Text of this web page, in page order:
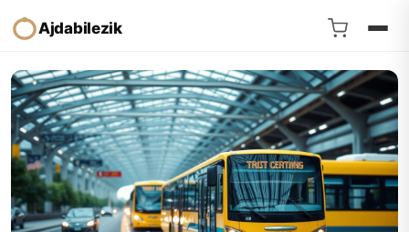
Ajdabilezik